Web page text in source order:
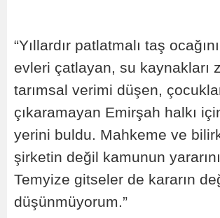
“Yıllardır patlatmalı taş
evleri çatlayan, su kaynakları
tarımsal verimi düşen,
çıkaramayan Emirşah halkı
yerini buldu. Mahkeme ve
şirketin değil kamunun
Temyize gitseler de kararın
düşünmüyorum.”